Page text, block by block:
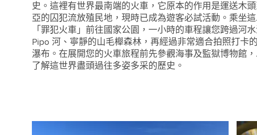
史。這裡有世界最南端的火車，它原本的作用是運送木
亞的囚犯流放殖民地，現時已成為遊客必試活動。乘坐
「罪犯火車」前往國家公園，一小時的車程讓您跨過河
Pipo 河、寧靜的山毛櫸森林，再經過非常適合拍照打卡
瀑布。在展開您的火車旅程前先參觀海事及監獄博物館
了解這世界盡頭過往多姿多采的歷史。